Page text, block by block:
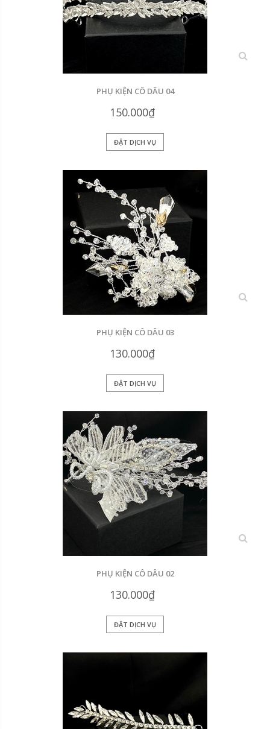
xem
PHỤ KIỆN CÔ DÂU 04
150.000₫
ĐẶT DỊCH VỤ
xem
PHỤ KIỆN CÔ DÂU 03
130.000₫
ĐẶT DỊCH VỤ
xem
PHỤ KIỆN CÔ DÂU 02
130.000₫
ĐẶT DỊCH VỤ